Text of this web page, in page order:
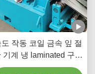
도 작동 코일 금속 잎 절
기계 냉 laminated 구리
트립 200 M/min에서 실